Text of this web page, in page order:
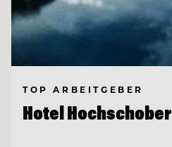
TOP ARBEITGEBER
Hotel Hochschober